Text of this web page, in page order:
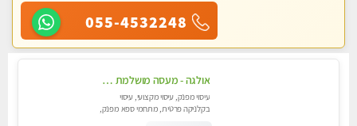
055-4532248
אולגה - מעסה מושלמת חדשה בעיר ! בחיפה טל - 052-5738058
עיסוי מפנק, עיסוי מקצועי, עיסוי
בקלניקה פרטית, מתחמי ספא מפנק,